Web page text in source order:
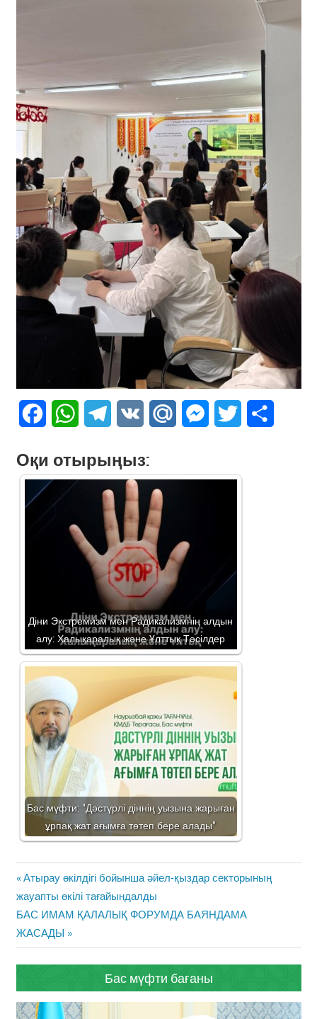
FacebookWhatsAppTelegram
VK Mail.Ru Messenger
Twitter
Оқи отырыңыз:
Діни Экстремизм мен Радикализмнің алдын
алу: Халықаралық және Ұлттық Тәсілдер
Бас мүфти: "Дәстүрлі діннің уызына жарыған
ұрпақ жат ағымға төтеп бере алады"
Жазба
навигациясы
Previous
Post:
Атырау өкілдігі бойынша әйел-қыздар секторының
жауапты өкілі тағайындалды
Next
Post:
БАС ИМАМ ҚАЛАЛЫҚ ФОРУМДА БАЯНДАМА
ЖАСАДЫ
Бас мүфти бағаны